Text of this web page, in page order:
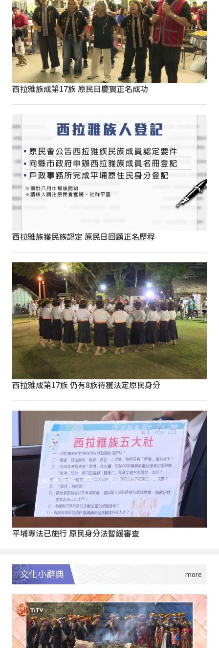
西拉雅族成第17族 原民日慶賀正名成功
西拉雅族獲民族認定 原民日回顧正名歷程
西拉雅成第17族 仍有8族待獲法定原民身分
平埔專法已施行 原民身分法暫緩審查
文化小辭典